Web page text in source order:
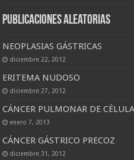
Publicaciones Aleatorias
NEOPLASIAS GÁSTRICAS
diciembre 22, 2012
ERITEMA NUDOSO
diciembre 27, 2012
CÁNCER PULMONAR DE
enero 7, 2013
CÁNCER GÁSTRICO PRECOZ
diciembre 31, 2012